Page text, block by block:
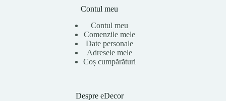
Contul meu
Contul meu
Comenzile mele
Date personale
Adresele mele
Coș cumpărături
Despre eDecor